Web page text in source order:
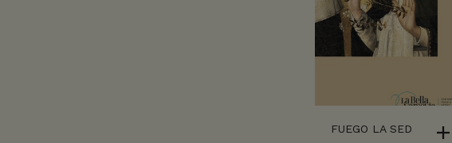
FUEGO LA SED